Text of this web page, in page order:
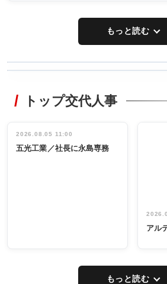
もっと読む
非鉄業界で
インタビュ
ー／社内ア
タックトレー
祝う 業界関
係者ら220人
出席
トップ交代人事
2026.08.05 11:00
五光工業／社長に永島専務
アル
もっと読む